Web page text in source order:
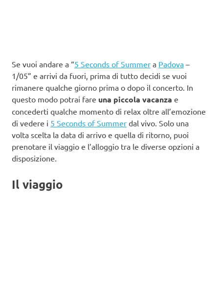
Se vuoi andare a “5 Seconds of Summer a Padova –
1/05” e arrivi da fuori, prima di tutto decidi se vuoi
rimanere qualche giorno prima o dopo il concerto. In
questo modo potrai fare una piccola vacanza e
concederti qualche momento di relax oltre all’emozione
di vedere i 5 Seconds of Summer dal vivo. Solo una
volta scelta la data di arrivo e quella di ritorno, puoi
prenotare il viaggio e l’alloggio tra le diverse opzioni a
disposizione.
Il viaggio